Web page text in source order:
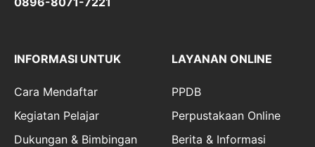
INFORMASI UNTUK
Cara Mendaftar
Kegiatan Pelajar
Dukungan & Bimbingan
LAYANAN ONLINE
PPDB
Perpustakaan Online
Berita & Informasi